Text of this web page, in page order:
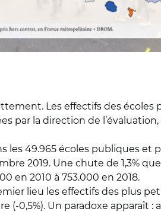
Les effectifs des écoles
par la direction de
les 49.965 écoles publiques
2019. Une chute de 1,3%
en 2010 à 753.000 en 2018.
lieu les effectifs des plus
(-0,5%). Un paradoxe apparaît